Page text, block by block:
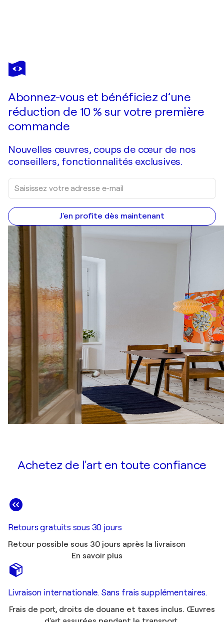
ARAMÍS
JUSTIZ
Je passe commande
Abonnez-vous et bénéficiez d’une
réduction de 10 % sur votre première
commande
Nouvelles œuvres, coups de cœur de nos
conseillers, fonctionnalités exclusives.
J'en profite dès maintenant
Achetez de l'art en toute confiance
Retours gratuits sous 30 jours
Retour possible sous 30 jours après la livraison
En savoir plus
Livraison internationale. Sans frais supplémentaires.
Frais de port, droits de douane et taxes inclus. Œuvres